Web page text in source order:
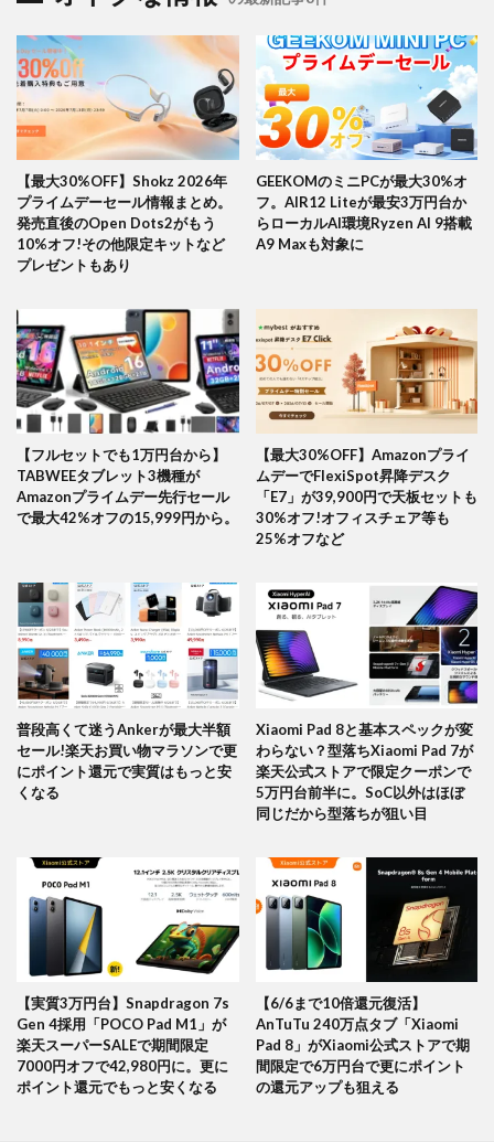
【最大30%OFF】Shokz 2026年
プライムデーセール情報まとめ。
発売直後のOpen Dots2がもう
10%オフ!その他限定キットなど
プレゼントもあり
GEEKOMのミニPCが最大30%オ
フ。AIR12 Liteが最安3万円台か
らローカルAI環境Ryzen AI 9搭載
A9 Maxも対象に
【フルセットでも1万円台から】
TABWEEタブレット3機種が
Amazonプライムデー先行セール
で最大42%オフの15,999円から。
【最大30%OFF】Amazonプライ
ムデーでFlexiSpot昇降デスク
「E7」が39,900円で天板セットも
30%オフ!オフィスチェア等も
25%オフなど
普段高くて迷うAnkerが最大半額
セール!楽天お買い物マラソンで更
にポイント還元で実質はもっと安
くなる
Xiaomi Pad 8と基本スペックが変
わらない？型落ちXiaomi Pad 7が
楽天公式ストアで限定クーポンで
5万円台前半に。SoC以外はほぼ
同じだから型落ちが狙い目
【実質3万円台】Snapdragon 7s
Gen 4採用「POCO Pad M1」が
楽天スーパーSALEで期間限定
7000円オフで42,980円に。更に
ポイント還元でもっと安くなる
【6/6まで10倍還元復活】
AnTuTu 240万点タブ「Xiaomi
Pad 8」がXiaomi公式ストアで期
間限定で6万円台で更にポイント
の還元アップも狙える